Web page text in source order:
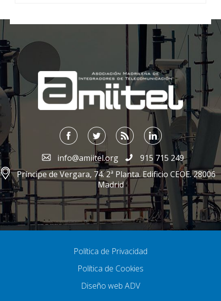
;
info@amiitel.org
915 715 249
Príncipe de Vergara, 74. 2ª Planta. Edificio CEOE. 28006
Madrid
Política de Privacidad
Política de Cookies
Diseño web ADV